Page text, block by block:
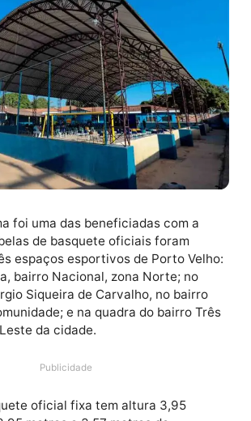
foi uma das beneficiadas com a
de basquete oficiais foram
espaços esportivos de Porto
Siqueira de Carvalho, no bairro
Leste da cidade.